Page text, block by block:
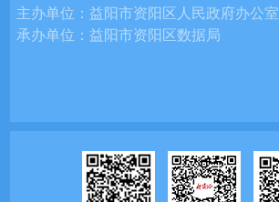
主办单位：益阳市资阳区人民政府办公室
承办单位：益阳市资阳区数据局